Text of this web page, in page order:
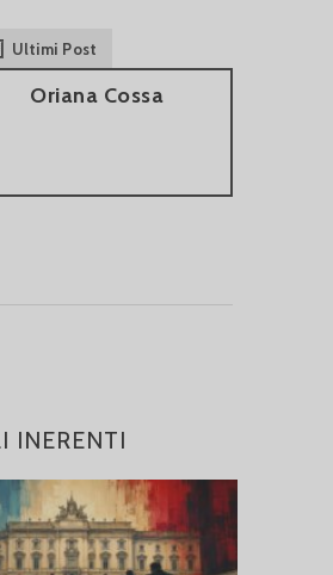
Ultimi Post
Oriana Cossa
INERENTI